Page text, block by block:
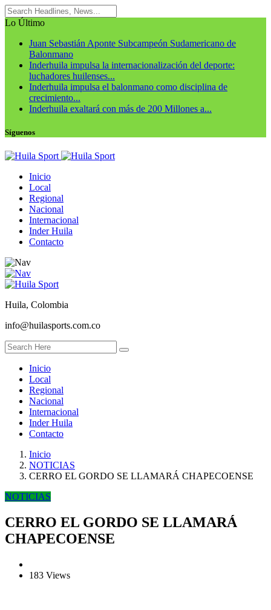
Lo Último
Juan Sebastián Aponte Subcampeón Sudamericano de
Balonmano
Inderhuila impulsa la internacionalización del deporte:
luchadores huilenses...
Inderhuila impulsa el balonmano como disciplina de
crecimiento...
Inderhuila exaltará con más de 200 Millones a...
Síguenos
Inicio
Local
Regional
Nacional
Internacional
Inder Huila
Contacto
Huila, Colombia
info@huilasports.com.co
Inicio
Local
Regional
Nacional
Internacional
Inder Huila
Contacto
Inicio
NOTICIAS
CERRO EL GORDO SE LLAMARÁ CHAPECOENSE
NOTICIAS
CERRO EL GORDO SE LLAMARÁ
CHAPECOENSE
183 Views